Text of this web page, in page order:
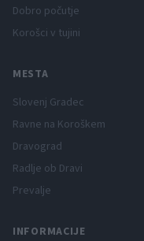
Dobro počutje
Korošci v tujini
MESTA
Slovenj Gradec
Ravne na Koroškem
Dravograd
Radlje ob Dravi
Prevalje
INFORMACIJE